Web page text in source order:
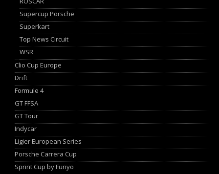
Supercup Porsche
Superkart
Top News Circuit
WSR
Clio Cup Europe
Drift
Formule 4
GT FFSA
GT Tour
Indycar
Ligier European Series
Porsche Carrera Cup
Sprint Cup by Funyo